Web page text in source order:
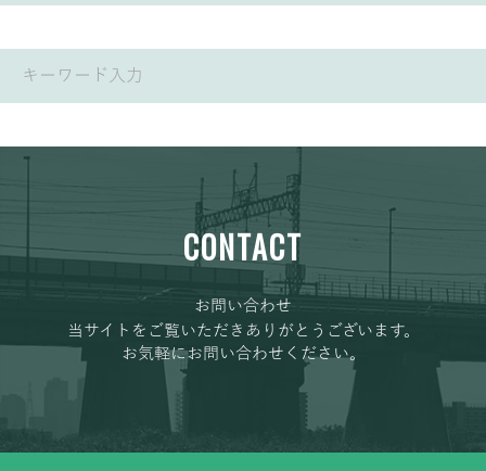
CONTACT
お問い合わせ
当サイトをご覧いただきありがとうございます。
お気軽にお問い合わせください。